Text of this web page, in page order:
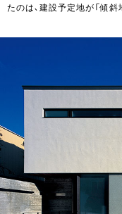
たのは、建設予定地が「傾